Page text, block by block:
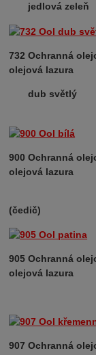
jedlová
732
olejová lazura
dub
900 Ochranná
olejová lazura
(čedič)
905 Ochranná
olejová lazura
907 Ochranná